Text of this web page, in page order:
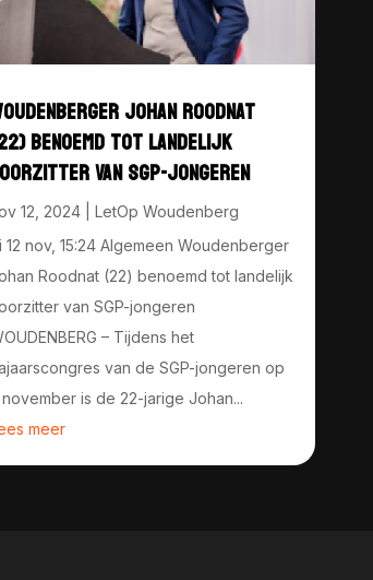
JOHAN ROODNAT
BENOEMD TOT LANDELIJK
VAN SGP-JONGEREN
12, 2024| LetOp Woudenberg
12 nov, 15:24 Algemeen Woudenberger
Roodnat (22) benoemd tot landelijk
van SGP-jongeren
– Tijdens het
van de SGP-jongeren op
november is de 22-jarige Johan...
meer